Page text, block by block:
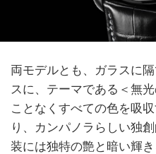
両モデルとも、ガラスに
スに、テーマである＜無
ことなくすべての色を吸
り、カンパノラらしい独
装には独特の艶と暗い輝